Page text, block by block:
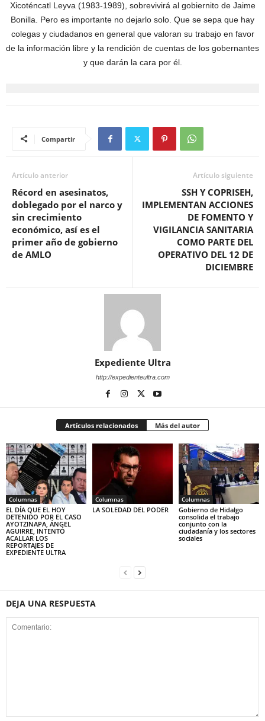
Xicoténcatl Leyva (1983-1989), sobrevivirá al gobiernito de Jaime
Bonilla. Pero es importante no dejarlo solo. Que se sepa que hay
colegas y ciudadanos en general que valoran su trabajo en favor
de la información libre y la rendición de cuentas de los gobernantes
y que darán la cara por él.
Compartir
Artículo anterior
Récord en asesinatos,
doblegado por el narco y
sin crecimiento
económico, así es el
primer año de gobierno
de AMLO
Artículo siguiente
SSH Y COPRISEH,
IMPLEMENTAN ACCIONES
DE FOMENTO Y
VIGILANCIA SANITARIA
COMO PARTE DEL
OPERATIVO DEL 12 DE
DICIEMBRE
Expediente Ultra
http://expedienteultra.com
Artículos relacionados Más del autor
Columnas
EL DÍA QUE EL HOY
DETENIDO POR EL CASO
AYOTZINAPA, ÁNGEL
AGUIRRE, INTENTÓ
ACALLAR LOS
REPORTAJES DE
EXPEDIENTE ULTRA
Columnas
LA SOLEDAD DEL PODER
Columnas
Gobierno de Hidalgo
consolida el trabajo
conjunto con la
ciudadanía y los sectores
sociales
DEJA UNA RESPUESTA